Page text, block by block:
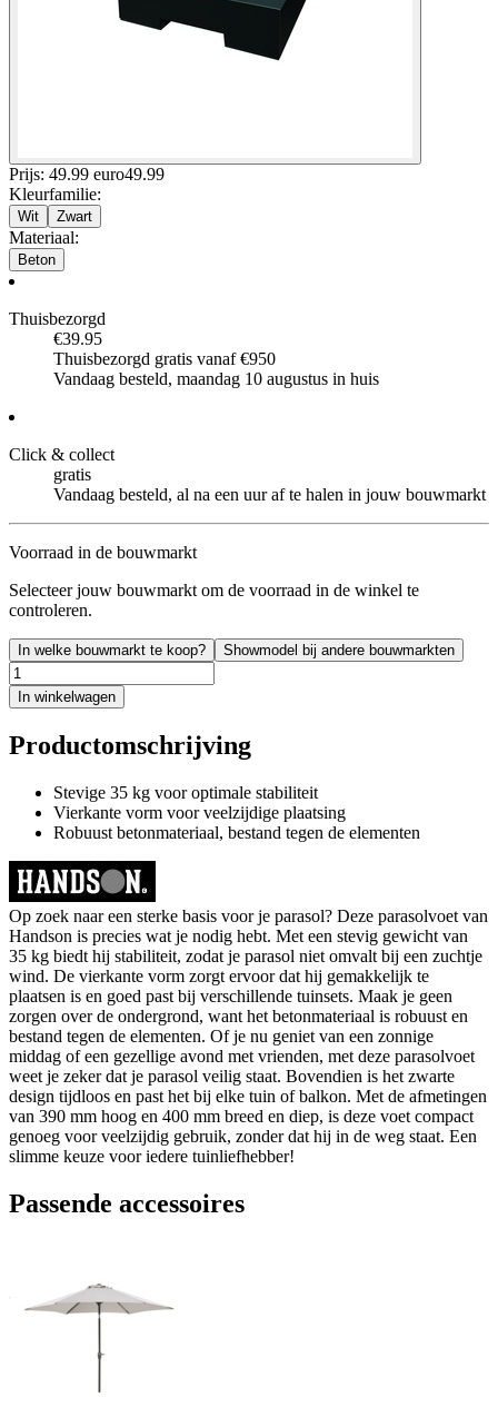
Prijs: 49.99 euro49.99
Kleurfamilie:
Wit Zwart
Materiaal:
Beton
Thuisbezorgd
€39.95
Thuisbezorgd gratis vanaf €950
Vandaag besteld, maandag 10 augustus in huis
Click & collect
gratis
Vandaag besteld, al na een uur af te halen in jouw bouwmarkt
Voorraad in de bouwmarkt
Selecteer jouw bouwmarkt om de voorraad in de winkel te
controleren.
In welke bouwmarkt te koop? Showmodel bij andere bouwmarkten
In winkelwagen
Productomschrijving
Stevige 35 kg voor optimale stabiliteit
Vierkante vorm voor veelzijdige plaatsing
Robuust betonmateriaal, bestand tegen de elementen
Op zoek naar een sterke basis voor je parasol? Deze parasolvoet van
Handson is precies wat je nodig hebt. Met een stevig gewicht van
35 kg biedt hij stabiliteit, zodat je parasol niet omvalt bij een zuchtje
wind. De vierkante vorm zorgt ervoor dat hij gemakkelijk te
plaatsen is en goed past bij verschillende tuinsets. Maak je geen
zorgen over de ondergrond, want het betonmateriaal is robuust en
bestand tegen de elementen. Of je nu geniet van een zonnige
middag of een gezellige avond met vrienden, met deze parasolvoet
weet je zeker dat je parasol veilig staat. Bovendien is het zwarte
design tijdloos en past het bij elke tuin of balkon. Met de afmetingen
van 390 mm hoog en 400 mm breed en diep, is deze voet compact
genoeg voor veelzijdig gebruik, zonder dat hij in de weg staat. Een
slimme keuze voor iedere tuinliefhebber!
Passende accessoires